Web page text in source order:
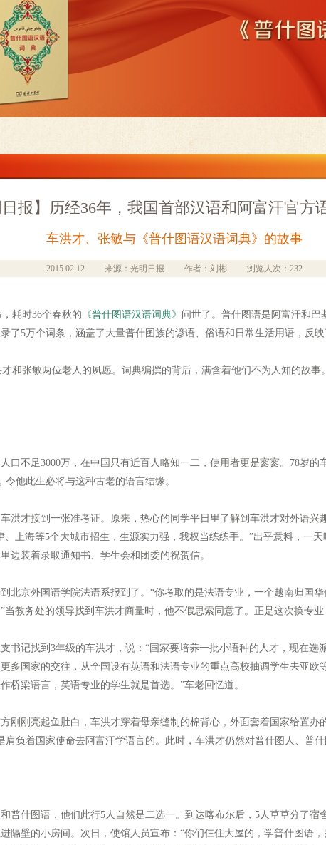
日报】历经36年，我国首部汉语和阿富汗官方
车洪才、张敏与《普什图语汉语词典》的故事
2015.02.12 来源：光明日报 作者：刘彬 浏览人次：232
耗时36个春秋的 《普什图语汉语词典》 问世了。普什图语是阿富汗和
了5万个词条，涵盖了大量普什图族的谚语、俗语和日常生活用语，反映
和张敏两位老人的夙愿。词典编撰的背后，满含着他们不为人知的故事。
不足3000万，在中国只有近百人略知一二，使用者更是寥寥。78岁的
他此生必将与这种古老的语言结缘。
才接到一张准考证。原来，热心的同学平日里了解到车洪才对外语兴
、上海等5个大城市招生，生源实力强，我权当练练手。”出乎意料，一
边装着录取通知书、学生会和团委的祝贺信。
京外国语学院法语系报到了。“你考取的是法语专业，一个越南归国华
教务处的领导找到车洪才商量时，他不假思索同意了。正是这次换专业
记找到3年级的车洪才，说：“国家要培养一批小语种的人才，现在选
多国家的交往，从全国设有英语和法语专业的重点高校抽调学生去亚欧
桥梁语言，英语专业的学生就是首选。”车老回忆道。
刚亮起鱼肚白，车洪才穿着母亲缝制的棉背心，外面套着国家给置办
肩负着国家使命去阿富汗学语言的。此时，车洪才仍然对普什图人、普什
什图语，他们此行5人自然是二选一。到达喀布尔后，5人草草分了宿
隔壁的小房间。次日，使馆人员宣布：“你们仨住大屋的，学普什图语，